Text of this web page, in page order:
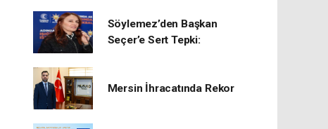
Söylemez’den Başkan
Seçer’e Sert Tepki:
Mersin İhracatında Rekor